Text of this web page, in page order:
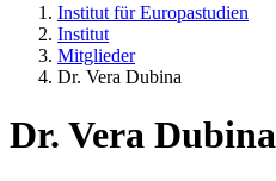
Institut für Europastudien
Institut
Mitglieder
Dr. Vera Dubina
Dr. Vera Dubina